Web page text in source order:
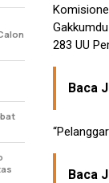
283 UU
Baca
Baca